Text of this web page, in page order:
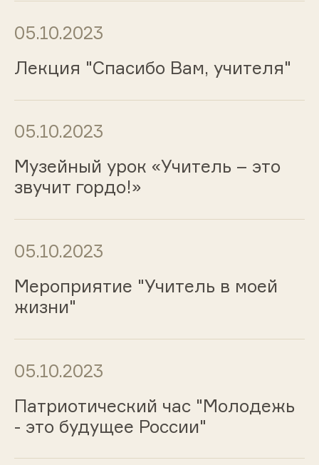
05.10.2023
Лекция "Спасибо Вам, учителя"
05.10.2023
Музейный урок «Учитель – это
звучит гордо!»
05.10.2023
Мероприятие "Учитель в моей
жизни"
05.10.2023
Патриотический час "Молодежь
- это будущее России"